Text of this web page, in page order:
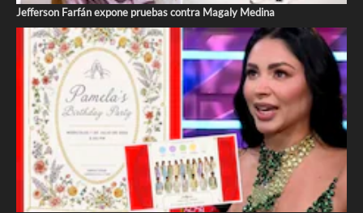
Jefferson Farfán expone pruebas contra Magaly Medina